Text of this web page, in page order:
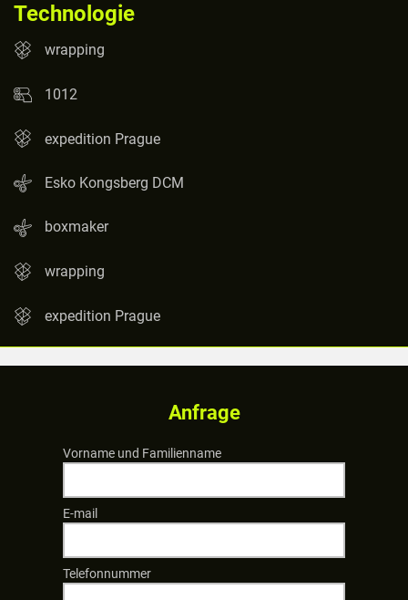
Technologie
wrapping
1012
expedition Prague
Esko Kongsberg DCM
boxmaker
wrapping
expedition Prague
Anfrage
Vorname und Familienname
E-mail
Telefonnummer